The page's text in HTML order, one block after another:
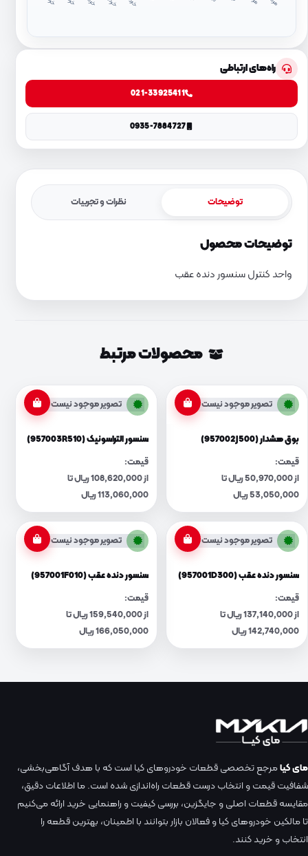
راه‌های ارتباطی
021-33925411
0935-7884727
توضیحات نظرات و تجربیات
توضیحات محصول
واحد کنترل سنسور دنده عقب
محصولات مرتبط
تصویر موجود نیست
بوق هشدار (957002J500)
قیمت:
از 50,970,000 ریال تا
53,050,000 ریال
تصویر موجود نیست
سنسور التراسونیک (957003R510)
قیمت:
از 108,620,000 ریال تا
113,060,000 ریال
تصویر موجود نیست
سنسور دنده عقب (957001D300)
قیمت:
از 137,140,000 ریال تا
142,740,000 ریال
تصویر موجود نیست
سنسور دنده عقب (957001F010)
قیمت:
از 159,540,000 ریال تا
166,050,000 ریال
مای کیامرجع تخصصی قطعات خودروهای کیا است که با هدف آگاهی‌بخشی،
شفافیت قیمت و انتخاب درست قطعات راه‌اندازی شده است. ما اطلاعات دقیق،
مقایسه قطعات اصلی و جایگزین، بررسی کیفیت و راهنمایی خرید ارائه می‌کنیم
تا مالکین خودروهای کیا و فعالان بازار بتوانند با اطمینان، بهترین قطعه را
انتخاب و خرید کنند.